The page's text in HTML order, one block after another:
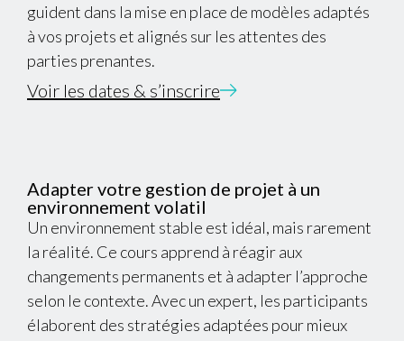
guident dans la mise en place de modèles adaptés
à vos projets et alignés sur les attentes des
parties prenantes.
Voir les dates & s’inscrire
Adapter votre gestion de projet à un
environnement volatil
Un environnement stable est idéal, mais rarement
la réalité. Ce cours apprend à réagir aux
changements permanents et à adapter l’approche
selon le contexte. Avec un expert, les participants
élaborent des stratégies adaptées pour mieux